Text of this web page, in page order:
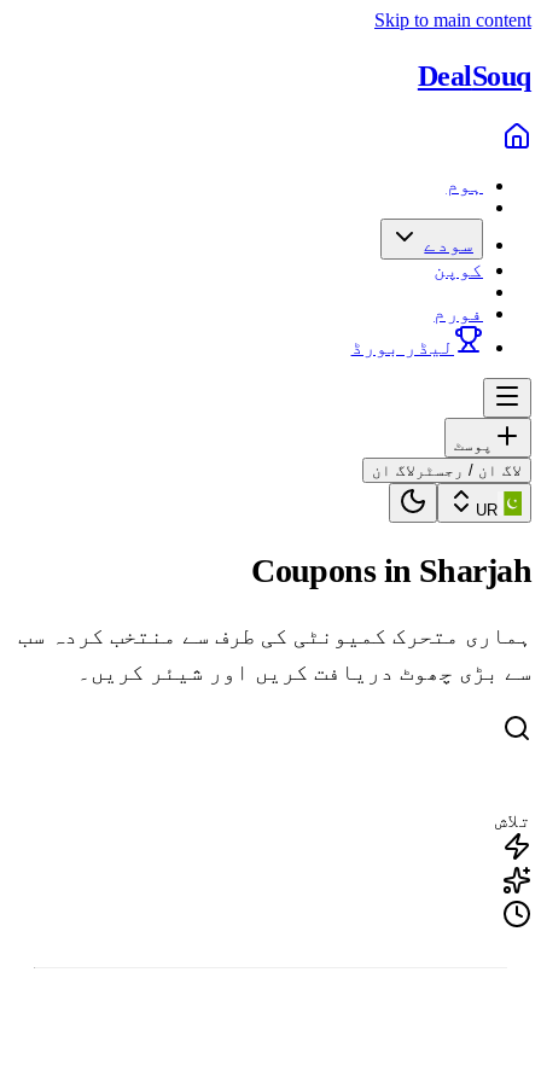
Skip to main content
DealSouq
ہوم
سودے
کوپن
فورم
لیڈر بورڈ
پوسٹ
لاگ ان / رجسٹر لاگ ان
UR
Coupons in Sharjah
ہماری متحرک کمیونٹی کی طرف سے منتخب کردہ سب
سے بڑی چھوٹ دریافت کریں اور شیئر کریں۔
تلاش